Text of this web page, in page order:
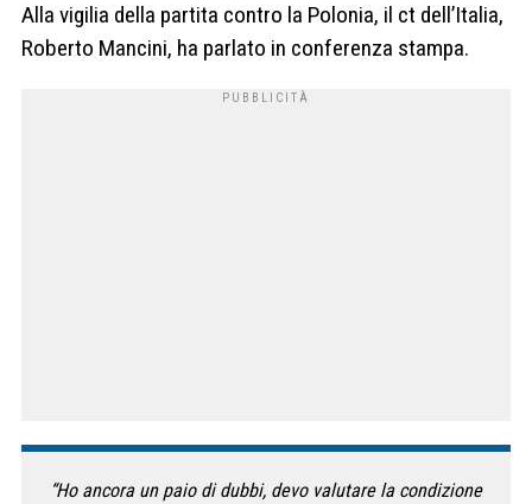
Alla vigilia della partita contro la Polonia, il ct dell’Italia,
Roberto Mancini, ha parlato in conferenza stampa.
“Ho ancora un paio di dubbi, devo valutare la condizione